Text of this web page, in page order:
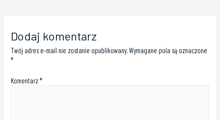
Dodaj komentarz
Twój adres e-mail nie zostanie opublikowany.Wymagane pola są oznaczone
*
Komentarz*